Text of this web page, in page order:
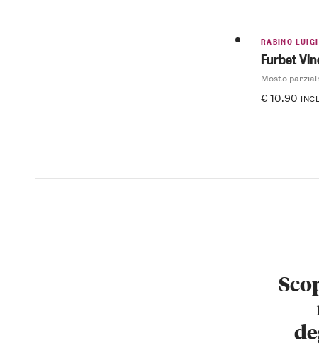
RABINO LUIGI
Furbet
Mosto
€10.90